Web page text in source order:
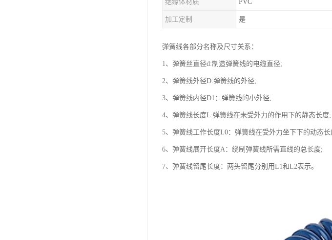
绝缘体材质 PVC
加工定制 是
弹簧线各部分名称及尺寸关系：
1、弹簧丝直径d:制造弹簧线的电缆直径;
2、弹簧线外径D:弹簧线的外径;
3、弹簧线内径D1：弹簧线的小外径;
4、弹簧线长度L:弹簧线在未受外力的作用下的静态长度;
5、弹簧线工作长度L0：弹簧线在受外力坐下下的动态长
6、弹簧线展开长度A：绕制弹簧线所需直线的总长度;
7、弹簧线留尾长度：两头留尾分别用L1和L2表示。